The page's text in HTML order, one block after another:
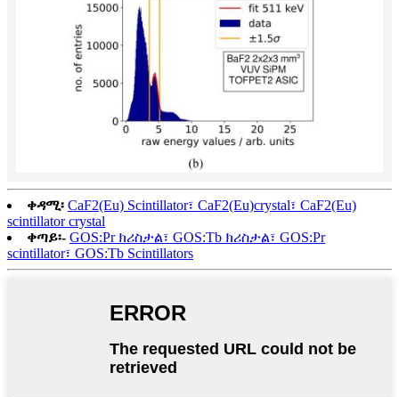
ቀዳሚ፡ CaF2(Eu) Scintillator፣ CaF2(Eu)crystal፣ CaF2(Eu)
scintillator crystal
ቀጣይ፡- GOS:Pr ክሪስታል፣ GOS:Tb ክሪስታል፣ GOS:Pr
scintillator፣ GOS:Tb Scintillators